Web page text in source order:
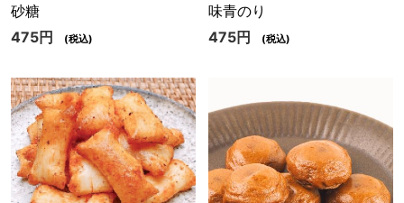
砂糖
475円
(税込)
味青のり
475円
(税込)